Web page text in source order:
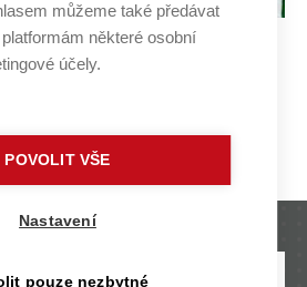
se, říká studentka FCH
má ale studentka Fakulty
jak dokáže skloubit náročné
můžeme také předávat
některé osobní
účely.
POVOLIT VŠE
Nastavení
pouze nezbytné